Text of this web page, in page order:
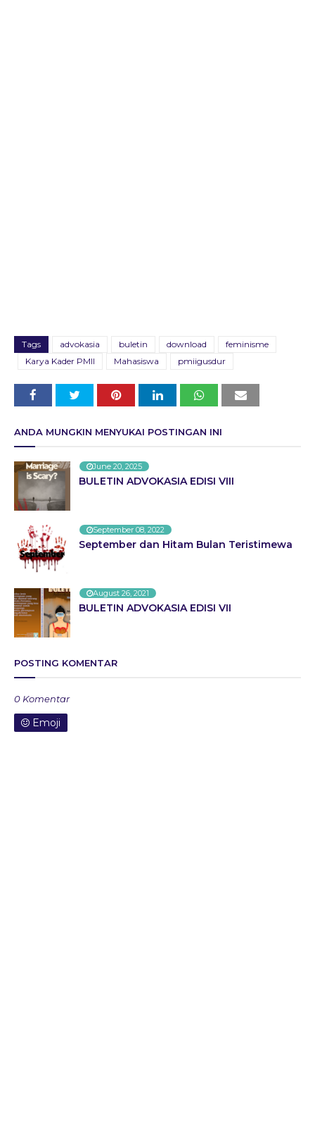
Tags advokasia buletin download
feminisme
Karya Kader PMII
Mahasiswa pmiigusdur
ANDA MUNGKIN MENYUKAI POSTINGAN INI
June 20, 2025
BULETIN ADVOKASIA EDISI VIII
September 08, 2022
September dan Hitam Bulan Teristimewa
August 26, 2021
BULETIN ADVOKASIA EDISI VII
POSTING KOMENTAR
0 Komentar
Emoji